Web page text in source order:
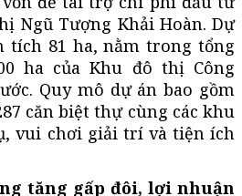
Ngũ Tượng Khải Hoàn. Dự
tích 81 ha, nằm trong tổng
ha của Khu đô thị Công
Quy mô dự án bao gồm
căn biệt thự cùng các khu
vui chơi giải trí và tiện ích
tăng gấp đôi, lợi nhuận